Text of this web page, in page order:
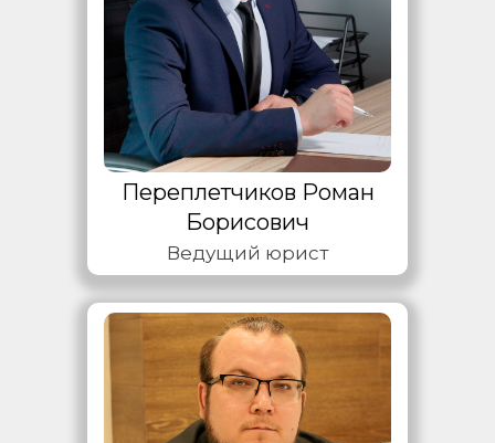
Переплетчиков Роман
Борисович
Ведущий юрист